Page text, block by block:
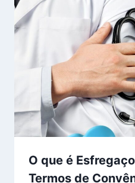
O que é
Termos de